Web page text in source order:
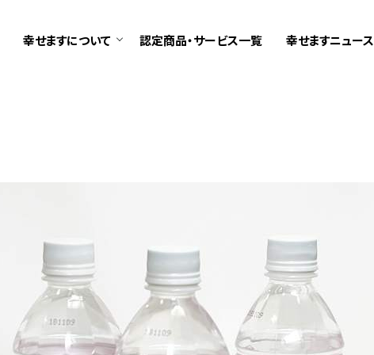
幸せますについて 認定商品・サービス一覧 幸せますニュース